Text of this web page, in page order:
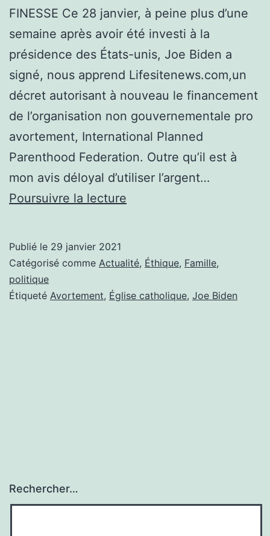
FINESSE Ce 28 janvier, à peine plus d’une
semaine après avoir été investi à la
présidence des États-unis, Joe Biden a
signé, nous apprend Lifesitenews.com,un
décret autorisant à nouveau le financement
de l’organisation non gouvernementale pro
avortement, International Planned
Parenthood Federation. Outre qu’il est à
mon avis déloyal d’utiliser l’argent…
Poursuivre la lecture
TOUT
FINESSE
Publié le 29 janvier 2021
Catégorisé comme Actualité, Éthique, Famille,
politique
Étiqueté Avortement, Église catholique, Joe Biden
Rechercher…